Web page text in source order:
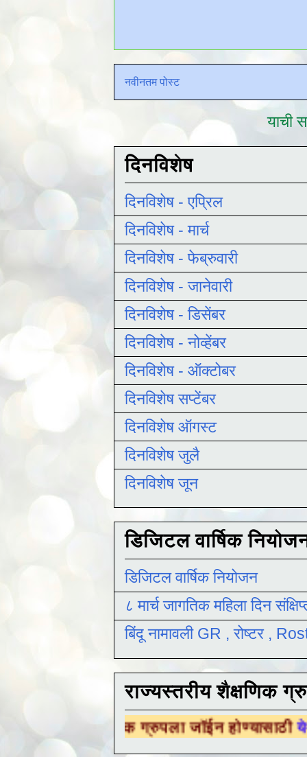
नवीनतम पोस्ट
याची
दिनविशेष
दिनविशेष - एप्रिल
दिनविशेष - मार्च
दिनविशेष - फेब्रुवारी
दिनविशेष - जानेवारी
दिनविशेष - डिसेंबर
दिनविशेष - नोव्हेंबर
दिनविशेष - ऑक्टोबर
दिनविशेष सप्टेंबर
दिनविशेष ऑगस्ट
दिनविशेष जुलै
दिनविशेष जून
डिजिटल वार्षिक
डिजिटल वार्षिक नियोजन
८ मार्च जागतिक महिला दिन
बिंदू नामावली GR , रोष्टर ,
राज्यस्तरीय शैक्षणिक
ग्रुपला जॉईन होण्यासाठीयेथे क्लिक करा .